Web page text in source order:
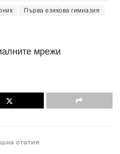
Първа езикова гимназия
мрежи
статия